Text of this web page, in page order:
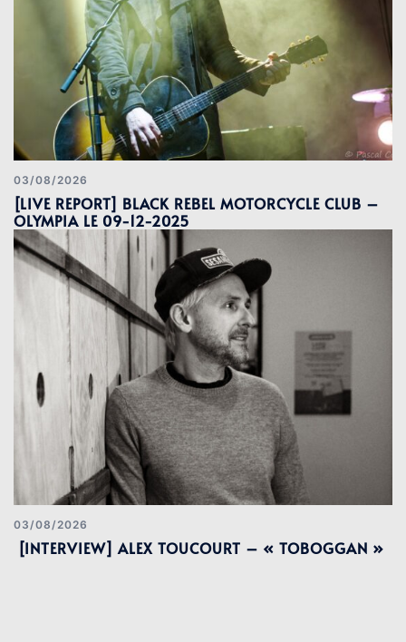
03/08/2026
[LIVE REPORT] BLACK REBEL MOTORCYCLE CLUB –
OLYMPIA LE 09-12-2025
03/08/2026
[INTERVIEW] ALEX TOUCOURT – « TOBOGGAN »